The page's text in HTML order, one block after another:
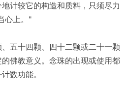
计较它的构造和质料，只须尽力
心上。"
十四颗、四十二颗或二十一颗
佛教意义。念珠的出现或使用都
数功能。